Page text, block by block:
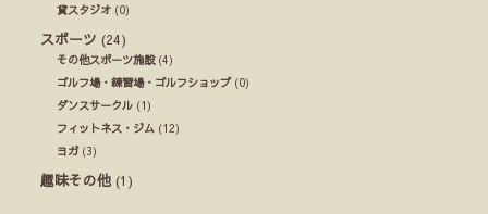
貸スタジオ (0)
スポーツ (24)
その他スポーツ施設(4)
ゴルフ場・練習場・ゴルフショップ(0)
ダンスサークル (1)
フィットネス・ジム (12)
ヨガ (3)
趣味その他 (1)